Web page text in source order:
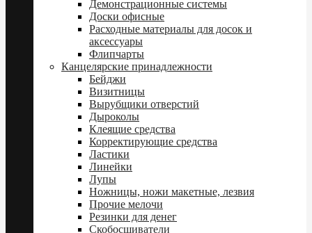
Демонстрационные системы
Доски офисные
Расходные материалы для досок и
аксессуары
Флипчарты
Канцелярские принадлежности
Бейджи
Визитницы
Вырубщики отверстий
Дыроколы
Клеящие средства
Корректирующие средства
Ластики
Линейки
Лупы
Ножницы, ножи макетные, лезвия
Прочие мелочи
Резинки для денег
Скобосшиватели